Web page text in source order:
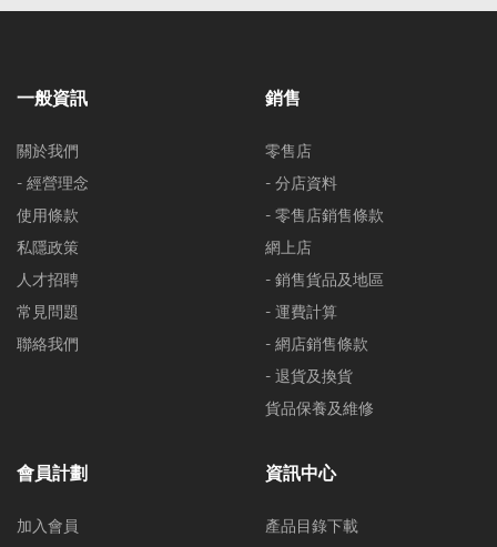
一般資訊
關於我們
- 經營理念
使用條款
私隱政策
人才招聘
常見問題
聯絡我們
銷售
零售店
- 分店資料
- 零售店銷售條款
網上店
- 銷售貨品及地區
- 運費計算
- 網店銷售條款
- 退貨及換貨
貨品保養及維修
會員計劃
加入會員
資訊中心
產品目錄下載